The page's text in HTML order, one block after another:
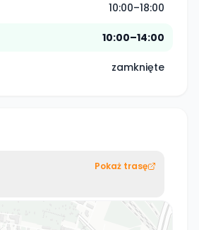
10:00–18:00
10:00–14:00
zamknięte
Pokaż trasę